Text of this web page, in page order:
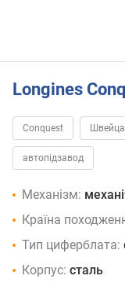
Longines
Conquest
автопідзавод
Механізм:
Країна
Тип циферблата:
Корпус: сталь